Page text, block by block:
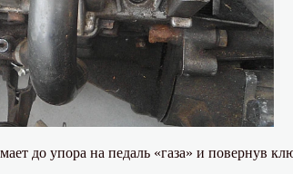
до упора на педаль «газа» и повернув